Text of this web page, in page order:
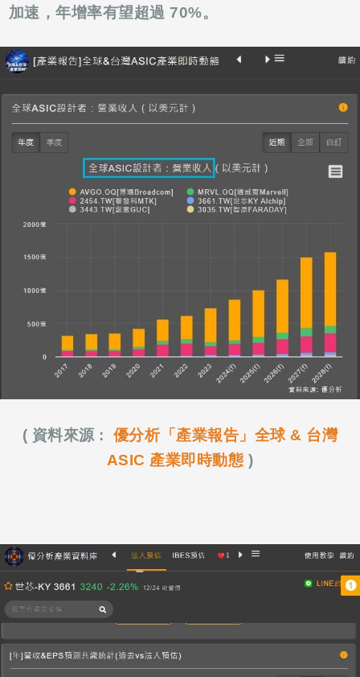
加速，年增率有望超過 70%。
( 資料來源 :
優分析「產業報告」全球 & 台灣
ASIC 產業即時動態 )